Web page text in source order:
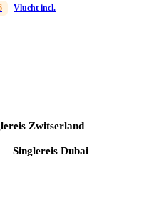
Vlucht incl.
Zwitserland
Singlereis Dubai